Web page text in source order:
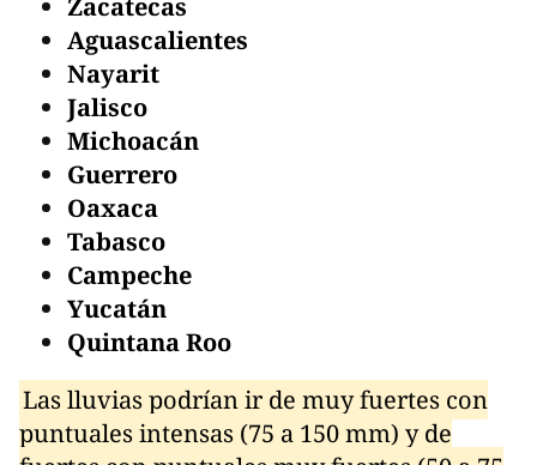
Aguascalientes
Nayarit
Jalisco
Michoacán
Guerrero
Oaxaca
Tabasco
Campeche
Yucatán
Quintana Roo
Las lluvias podrían ir de muy fuertes con
puntuales intensas (75 a 150 mm) y de